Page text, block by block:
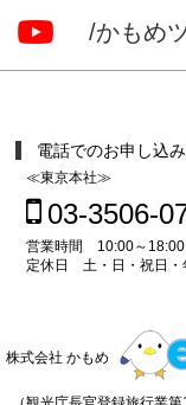
/かもめ
電話でのお申し込
≪東京本社≫
03-3506-
営業時間 10:00～18:00
定休日 土・日・祝日・
株式会社 かもめ